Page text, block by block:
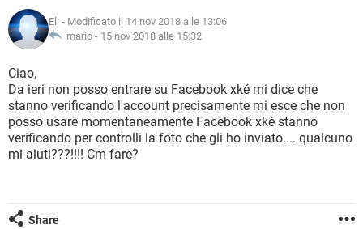
HARDWARE
INSTAGRAM
TIKTOK FACEBOOK
iOS WINDOWS 10
INSTAGRAM
TIKTOK
HARDWARE
COVID-19
INTRATTENIMENTO ANDROID
INSTAGRAM WHATSAPP
TIKTOK FACEBOOK
HARDWARE
GLOSSARIO
COVID-19
INTRATTENIMENTO
iOS WINDOWS 10
INSTAGRAM WHATSAPP
TIKTOK
Eli - Modificato il 14 nov 2018 alle 13:06
mario - 15 nov 2018 alle 15:32
Ciao,
Da ieri non posso entrare su Facebook xké mi dice che
stanno verificando l'account precisamente mi esce che non
posso usare momentaneamente Facebook xké stanno
verificando per controlli la foto che gli ho inviato.... qualcuno
mi aiuti???!!!! Cm fare?
Share